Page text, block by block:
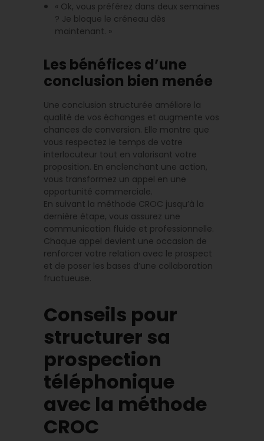
« Ok, vous préférez dans deux semaines
? Je bloque le créneau dès
maintenant. »
Les bénéfices d’une
conclusion bien menée
Une conclusion structurée améliore la
qualité de vos échanges et augmente vos
chances de conversion. Elle montre que
vous respectez le temps de votre
interlocuteur tout en valorisant votre
proposition. En enclenchant une action,
vous transformez un appel en une
opportunité commerciale.
En suivant la méthode CROC jusqu’à la
dernière étape, vous assurez une
communication fluide et professionnelle.
Chaque appel devient une occasion de
renforcer votre relation avec le prospect
et de poser les bases d’une collaboration
fructueuse.
Conseils pour
structurer sa
prospection
téléphonique
avec la méthode
CROC